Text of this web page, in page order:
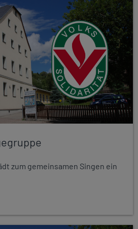
zum gemeinsamen Singen ein